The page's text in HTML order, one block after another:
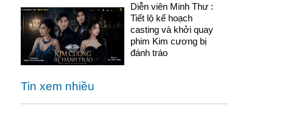
Diễn viên Minh Thư :
Tiết lộ kế hoạch
casting và khởi quay
phim Kim cương bị
đánh tráo
Tin xem nhiều